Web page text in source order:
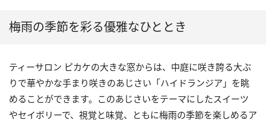
梅雨の季節を彩る優雅なひととき
ティーサロン ピカケの大きな窓からは、中庭に咲き誇る大ぶ
りで華やかな手まり咲きのあじさい「ハイドランジア」を眺
めることができます。このあじさいをテーマにしたスイーツ
やセイボリーで、視覚と味覚、ともに梅雨の季節を楽しめるア